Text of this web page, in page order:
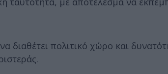
διαθέτει πολιτικό χώρο και